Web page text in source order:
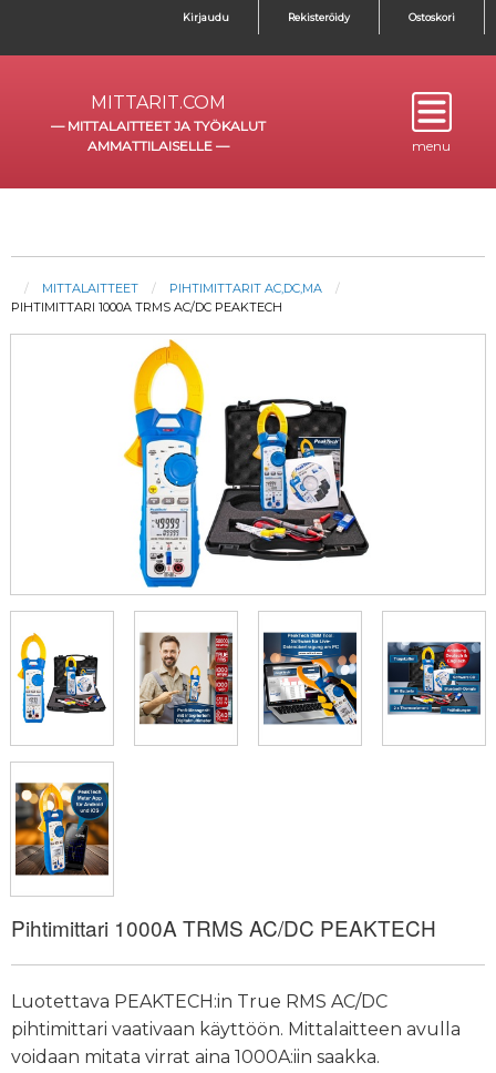
Kirjaudu Rekisteröidy Ostoskori
MITTARIT.COM
— MITTALAITTEET JA TYÖKALUT
AMMATTILAISELLE — menu
MITTALAITTEET
PIHTIMITTARIT AC,DC,MA
PIHTIMITTARI 1000A TRMS AC/DC PEAKTECH
Pihtimittari 1000A TRMS AC/DC PEAKTECH
Luotettava PEAKTECH:in True RMS AC/DC
pihtimittari vaativaan käyttöön. Mittalaitteen avulla
voidaan mitata virrat aina 1000A:iin saakka.